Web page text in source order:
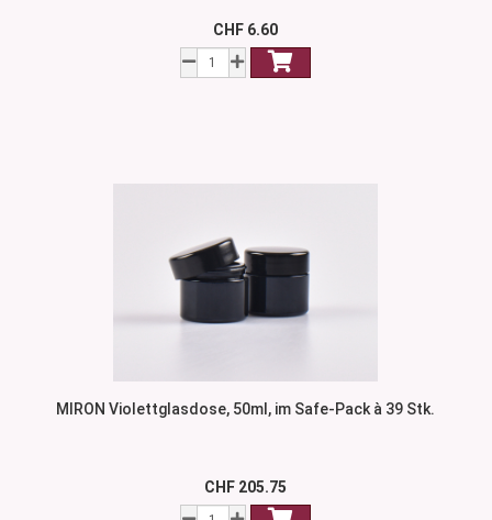
CHF 6.60
MIRON Violettglasdose, 50ml, im Safe-Pack à 39 Stk.
CHF 205.75